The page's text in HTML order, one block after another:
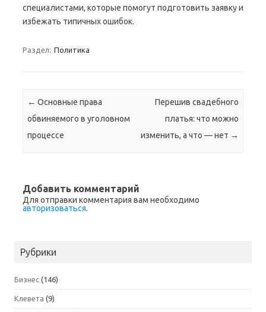
специалистами, которые помогут подготовить заявку и
избежать типичных ошибок.
Раздел: Политика
Навигация по записям
← Основные права
обвиняемого в уголовном
процессе
Перешив свадебного
платья: что можно
изменить, а что — нет →
Добавить комментарий
Для отправки комментария вам необходимо
авторизоваться.
Рубрики
Бизнес (146)
Клевета (9)